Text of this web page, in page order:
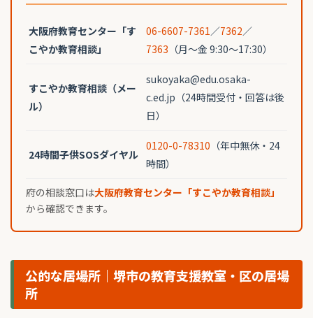
大阪府教育センター「す
こやか教育相談」
06-6607-7361 ／7362／
7363 （月〜金 9:30〜17:30）
すこやか教育相談（メー
ル）
sukoyaka@edu.osaka-
c.ed.jp（24時間受付・回答は後
日）
24時間子供SOSダイヤル
0120-0-78310 （年中無休・24
時間）
府の相談窓口は大阪府教育センター「すこやか教育相談」
から確認できます。
公的な居場所｜堺市の教育支援教室・区の居場
所